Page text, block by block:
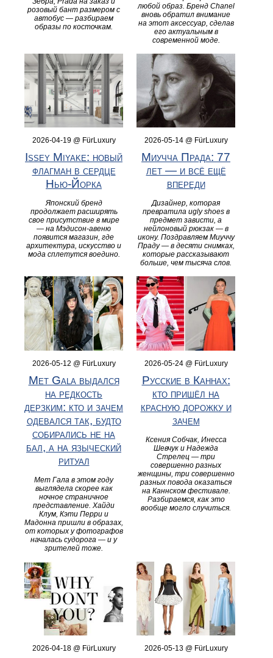
розовый бант размером с
автобус — разбираем
образы по косточкам.
любой образ. Бренд Chanel
вновь обратил внимание
на этот аксессуар, сделав
его актуальным в
современной моде.
2026-04-19 @ FürLuxury
Issey Miyake: новый
флагман в сердце
Нью-Йорка
Японский бренд
продолжает расширять
свое присутствие в мире
— на Мэдисон-авеню
появится магазин, где
архитектура, искусство и
мода сплетутся воедино.
2026-05-14 @ FürLuxury
Миучча Прада: 77
лет — и всё ещё
впереди
Дизайнер, которая
превратила ugly shoes в
предмет зависти, а
нейлоновый рюкзак — в
икону. Поздравляем Миуччу
Праду — в десяти снимках,
которые рассказывают
больше, чем тысяча слов.
2026-05-12 @ FürLuxury
Met Gala выдался
на редкость
дерзким: кто и зачем
одевался так, будто
собирались не на
бал, а на языческий
ритуал
Мет Гала в этом году
выглядела скорее как
ночное страничное
представление. Хайди
Клум, Кэти Перри и
Мадонна пришли в образах,
от которых у фотографов
началась судорога — и у
зрителей тоже.
2026-05-24 @ FürLuxury
Русские в Каннах:
кто пришёл на
красную дорожку и
зачем
Ксения Собчак, Инесса
Шевчук и Надежда
Стрелец — три
совершенно разных
женщины, три совершенно
разных повода оказаться
на Каннском фестивале.
Разбираемся, как это
вообще могло случиться.
2026-04-18 @ FürLuxury 2026-05-13 @ FürLuxury